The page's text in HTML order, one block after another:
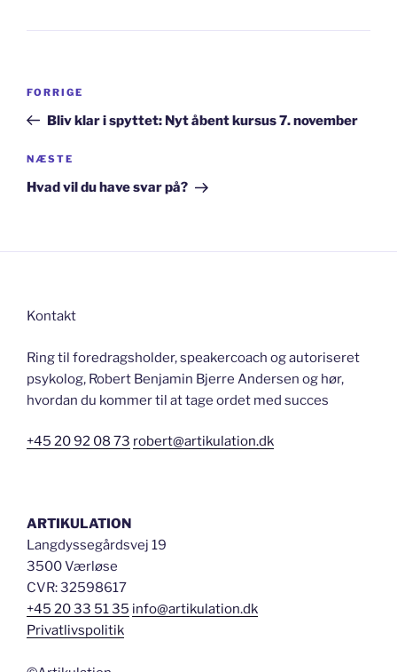
Forrige
indlæg
FORRIGE
Bliv klar i spyttet: Nyt åbent kursus 7. november
Næste
indlæg
NÆSTE
Hvad vil du have svar på?
Kontakt
Ring til foredragsholder, speakercoach og autoriseret
psykolog, Robert Benjamin Bjerre Andersen og hør,
hvordan du kommer til at tage ordet med succes
+45 20 92 08 73 robert@artikulation.dk
ARTIKULATION
Langdyssegårdsvej 19
3500 Værløse
CVR: 32598617
+45 20 33 51 35 info@artikulation.dk
Privatlivspolitik